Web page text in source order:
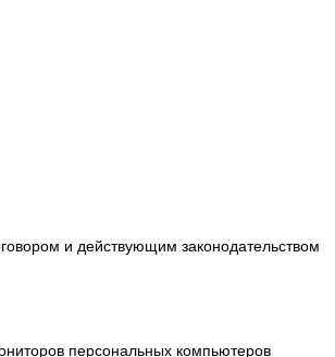
и действующим законодательством
персональных компьютеров